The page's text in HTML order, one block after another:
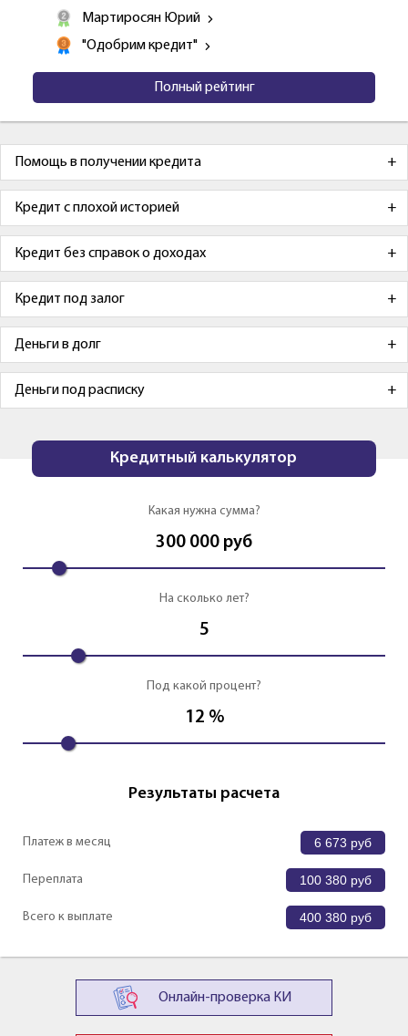
Мартиросян Юрий
"Одобрим кредит"
Полный рейтинг
Помощь в получении кредита
Кредит с плохой историей
Кредит без справок о доходах
Кредит под залог
Деньги в долг
Деньги под расписку
Кредитный калькулятор
Какая нужна сумма?
300 000 руб
На сколько лет?
5
Под какой процент?
12 %
Результаты расчета
Платеж в месяц 6 673 руб
Переплата 100 380 руб
Всего к выплате 400 380 руб
Онлайн-проверка КИ